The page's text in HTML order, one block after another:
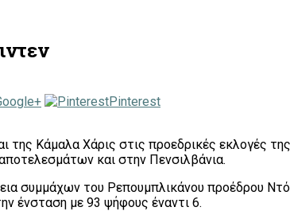
Pinterest
της Κάμαλα Χάρις στις προεδρικές εκλογές
και στην Πενσιλβάνια.
συμμάχων του Ρεπουμπλικάνου προέδρου
ένσταση με 93 ψήφους έναντι 6.